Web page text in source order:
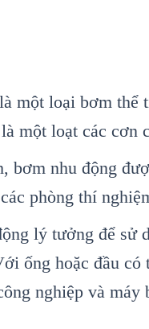
một loại bơm thể
một loạt các cơn
bơm nhu động
phòng thí
lý tưởng để sử
ống hoặc đầu có
nghiệp và